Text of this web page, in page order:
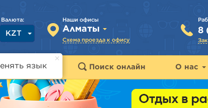
8
Наши офисы
Алматы
Схема проезда к офису
Валюта:
KZT
язык
туры Поиск онлайн О нас